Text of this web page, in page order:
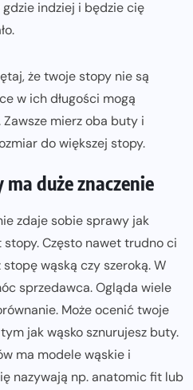
indziej i będzie cię
że twoje stopy nie są
w ich długości mogą
Zawsze mierz oba buty i
do większej stopy.
ma duże znaczenie
zdaje sobie sprawy jak
stopy. Często nawet trudno ci
wąską czy szeroką. W
sprzedawca. Ogląda wiele
Może ocenić twoje
jak wąsko sznurujesz buty.
ma modele wąskie i
nazywają np. anatomic fit lub